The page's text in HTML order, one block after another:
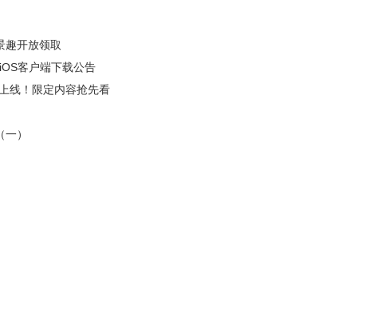
趣开放领取
客户端下载公告
线！限定内容抢先看
）